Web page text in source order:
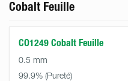
Cobalt Feuille
CO1249 Cobalt Feuille
0.5 mm
99.9%